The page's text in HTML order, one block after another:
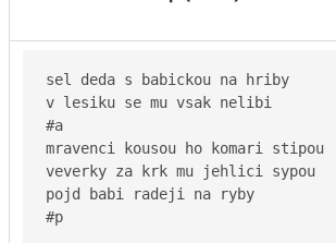
sel deda s babickou na hriby
v lesiku se mu vsak nelibi
#a
mravenci kousou ho komari stipou
veverky za krk mu jehlici sypou
pojd babi radeji na ryby
#p